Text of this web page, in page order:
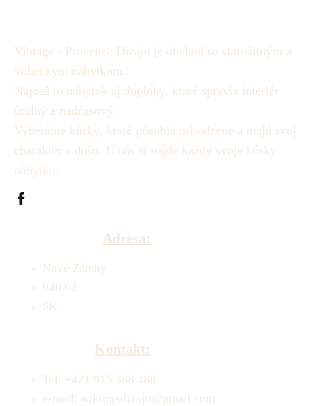
Vintage - Provence Dizajn je obchod so starožitným a
vidieckym nábytkom.
Nájdeš tu nábytok aj doplnky, ktoré spravia interiér
útulný a nadčasový.
Vyberáme kúsky, ktoré pôsobia prirodzene a majú svoj
charakter a dušu. U nás si najde každý svoje kúsky
nábytku.
Adresa:
Nové Zámky
940 02
SK
Kontakt:
Tel: +421 915 388 488
e-mail: wikingsdizajn@gmail.com